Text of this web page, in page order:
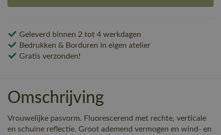
Geleverd binnen 2 tot 4 werkdagen
Bedrukken & Borduren in eigen atelier
Gratis verzonden!
Omschrijving
Vrouwelijke pasvorm. Fluorescerend met rechte, verticale
en schuine reflectie. Groot ademend vermogen en wind- en